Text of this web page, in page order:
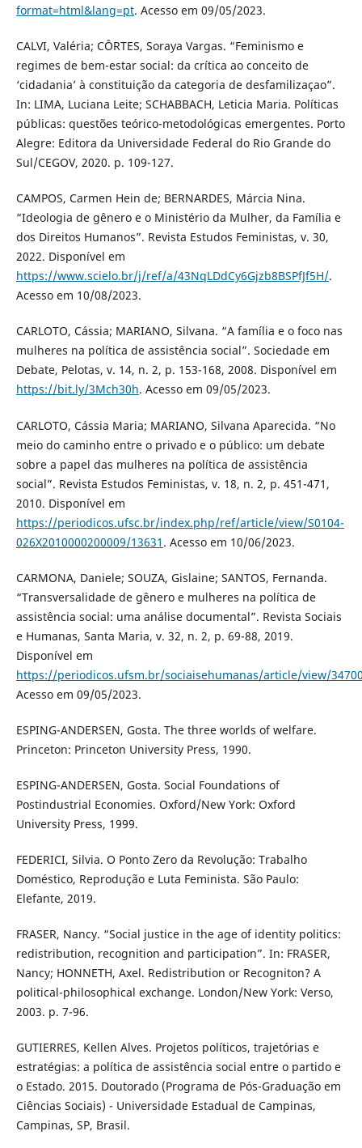
format=html&lang=pt. Acesso em 09/05/2023.
CALVI, Valéria; CÔRTES, Soraya Vargas. “Feminismo e
regimes de bem-estar social: da crítica ao conceito de
‘cidadania’ à constituição da categoria de desfamilizaçao”.
In: LIMA, Luciana Leite; SCHABBACH, Leticia Maria. Políticas
públicas: questões teórico-metodológicas emergentes. Porto
Alegre: Editora da Universidade Federal do Rio Grande do
Sul/CEGOV, 2020. p. 109-127.
CAMPOS, Carmen Hein de; BERNARDES, Márcia Nina.
“Ideologia de gênero e o Ministério da Mulher, da Família e
dos Direitos Humanos”. Revista Estudos Feministas, v. 30,
2022. Disponível em
https://www.scielo.br/j/ref/a/43NqLDdCy6Gjzb8BSPfJf5H/.
Acesso em 10/08/2023.
CARLOTO, Cássia; MARIANO, Silvana. “A família e o foco nas
mulheres na política de assistência social”. Sociedade em
Debate, Pelotas, v. 14, n. 2, p. 153-168, 2008. Disponível em
https://bit.ly/3Mch30h. Acesso em 09/05/2023.
CARLOTO, Cássia Maria; MARIANO, Silvana Aparecida. “No
meio do caminho entre o privado e o público: um debate
sobre a papel das mulheres na política de assistência
social”. Revista Estudos Feministas, v. 18, n. 2, p. 451-471,
2010. Disponível em
https://periodicos.ufsc.br/index.php/ref/article/view/S0104-
026X2010000200009/13631 . Acesso em 10/06/2023.
CARMONA, Daniele; SOUZA, Gislaine; SANTOS, Fernanda.
“Transversalidade de gênero e mulheres na política de
assistência social: uma análise documental”. Revista Sociais
e Humanas, Santa Maria, v. 32, n. 2, p. 69-88, 2019.
Disponível em
https://periodicos.ufsm.br/sociaisehumanas/article/view/
Acesso em 09/05/2023.
ESPING-ANDERSEN, Gosta. The three worlds of welfare.
Princeton: Princeton University Press, 1990.
ESPING-ANDERSEN, Gosta. Social Foundations of
Postindustrial Economies. Oxford/New York: Oxford
University Press, 1999.
FEDERICI, Silvia. O Ponto Zero da Revolução: Trabalho
Doméstico, Reprodução e Luta Feminista. São Paulo:
Elefante, 2019.
FRASER, Nancy. “Social justice in the age of identity politics:
redistribution, recognition and participation”. In: FRASER,
Nancy; HONNETH, Axel. Redistribution or Recogniton? A
political-philosophical exchange. London/New York: Verso,
2003. p. 7-96.
GUTIERRES, Kellen Alves. Projetos políticos, trajetórias e
estratégias: a política de assistência social entre o partido e
o Estado. 2015. Doutorado (Programa de Pós-Graduação em
Ciências Sociais) - Universidade Estadual de Campinas,
Campinas, SP, Brasil.